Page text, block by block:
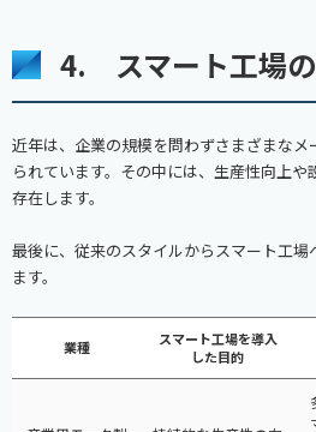
4. スマート工場
近年は、企業の規模を問わずさまざまな
られています。その中には、生産性向上
存在します。
最後に、従来のスタイルからスマート工
ます。
業種
スマート工場を導入
した目的